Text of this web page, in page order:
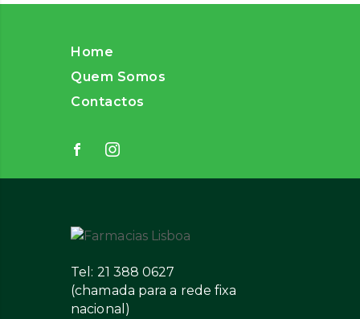
Home
Quem Somos
Contactos
Tel: 21 388 0627
(chamada para a rede fixa
nacional)